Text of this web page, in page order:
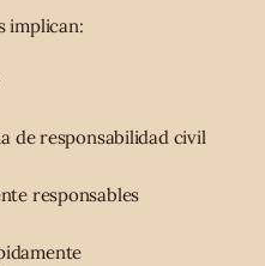
implican:
de responsabilidad civil
responsables